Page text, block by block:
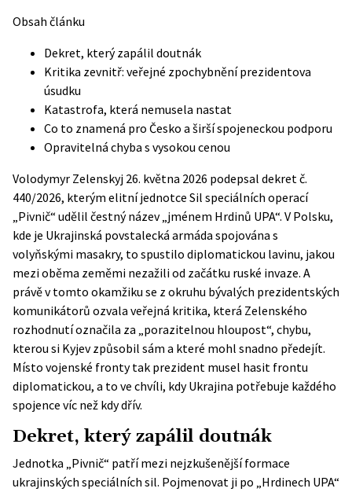
Obsah článku
Dekret, který zapálil doutnák
Kritika zevnitř: veřejné zpochybnění prezidentova
úsudku
Katastrofa, která nemusela nastat
Co to znamená pro Česko a širší spojeneckou podporu
Opravitelná chyba s vysokou cenou
Volodymyr Zelenskyj 26. května 2026 podepsal dekret č.
440/2026, kterým elitní jednotce Sil speciálních operací
„Pivnič“ udělil čestný název „jménem Hrdinů UPA“. V Polsku,
kde je Ukrajinská povstalecká armáda spojována s
volyňskými masakry, to spustilo diplomatickou lavinu, jakou
mezi oběma zeměmi nezažili od začátku ruské invaze. A
právě v tomto okamžiku se z okruhu bývalých prezidentských
komunikátorů ozvala veřejná kritika, která Zelenského
rozhodnutí označila za „porazitelnou hloupost“, chybu,
kterou si Kyjev způsobil sám a které mohl snadno předejít.
Místo vojenské fronty tak prezident musel hasit frontu
diplomatickou, a to ve chvíli, kdy Ukrajina potřebuje každého
spojence víc než kdy dřív.
Dekret, který zapálil doutnák
Jednotka „Pivnič“ patří mezi nejzkušenější formace
ukrajinských speciálních sil. Pojmenovat ji po „Hrdinech UPA“